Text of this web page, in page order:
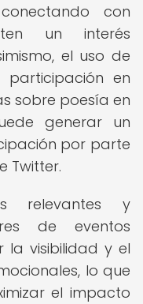
con
un interés
el uso de
en
sobre poesía en
generar un
por parte
Twitter.
relevantes y
de eventos
la visibilidad y el
lo que
el impacto